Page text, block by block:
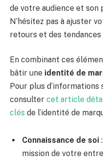
de votre audience et
N’hésitez pas à ajuster
retours et des
En combinant ces
bâtir une identité de
Pour plus d’informations
consulter cet article
clés de l’identité de
Connaissance de soi
mission de votre